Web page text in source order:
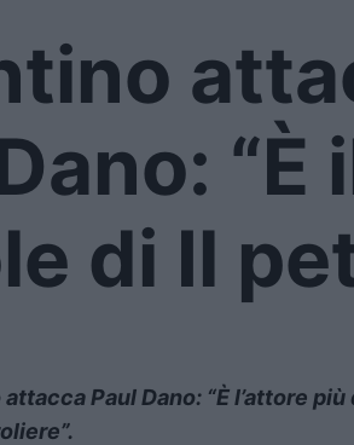
“È
di Il
Paul Dano: “È l’attore